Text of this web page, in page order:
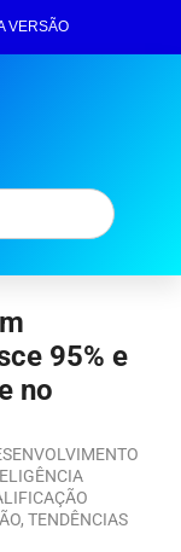
VERSÃO
95% e
no
, TENDÊNCIAS